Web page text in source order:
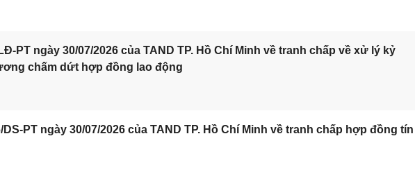
PT ngày 30/07/2026 của TAND TP. Hồ Chí Minh về tranh chấp về xử lý kỷ
chấm dứt hợp đồng lao động
DS-PT ngày 30/07/2026 của TAND TP. Hồ Chí Minh về tranh chấp hợp đồng tín